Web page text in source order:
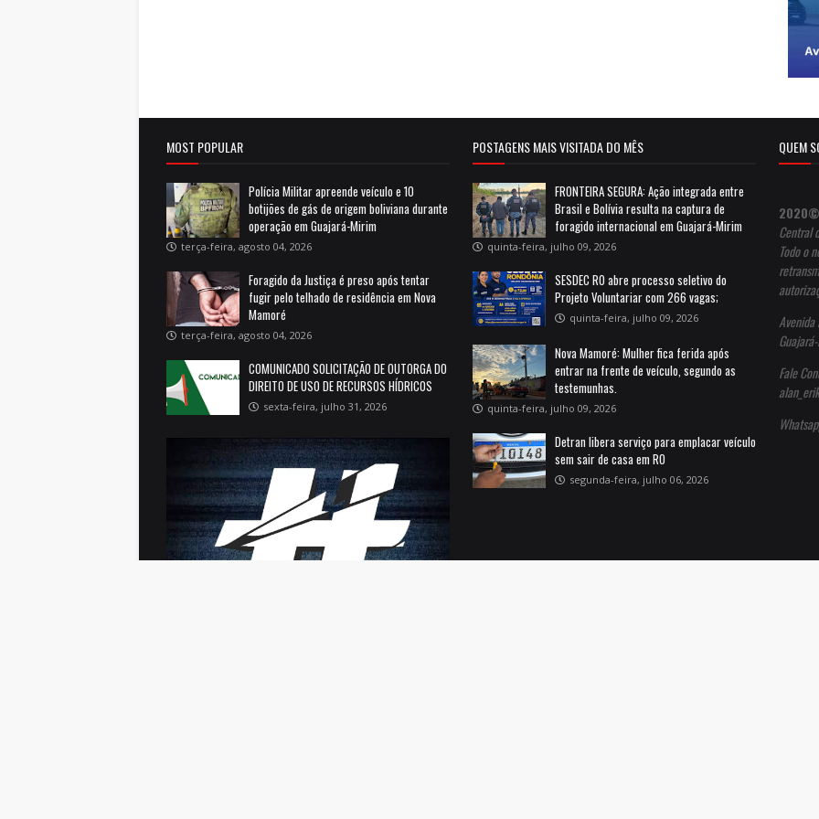
MOST POPULAR
Polícia Militar apreende veículo e 10
botijões de gás de origem boliviana durante
operação em Guajará-Mirim
terça-feira, agosto 04, 2026
Foragido da Justiça é preso após tentar
fugir pelo telhado de residência em Nova
Mamoré
terça-feira, agosto 04, 2026
COMUNICADO SOLICITAÇÃO DE OUTORGA DO
DIREITO DE USO DE RECURSOS HÍDRICOS
sexta-feira, julho 31, 2026
POSTAGENS MAIS VISITADA DO MÊS
FRONTEIRA SEGURA: Ação integrada entre
Brasil e Bolívia resulta na captura de
foragido internacional em Guajará-Mirim
quinta-feira, julho 09, 2026
SESDEC RO abre processo seletivo do
Projeto Voluntariar com 266 vagas;
quinta-feira, julho 09, 2026
Nova Mamoré: Mulher fica ferida após
entrar na frente de veículo, segundo as
testemunhas.
quinta-feira, julho 09, 2026
Detran libera serviço para emplacar veículo
sem sair de casa em RO
segunda-feira, julho 06, 2026
QUEM
Central
Todo o
Fale